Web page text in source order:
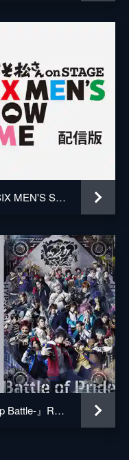
舞台「おそ松さん on STAGE ～SIX MEN'S SHOW TIME～ 配信版」
『ヒプノシスマイク -Division Rap Battle-』Rule the Stage -Battle of Pride-